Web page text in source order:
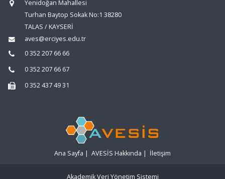
Yenidoğan Mahallesi
Turhan Baytop Sokak No:1 38280
TALAS / KAYSERİ
aves@erciyes.edu.tr
0 352 207 66 66
0 352 207 66 67
0 352 437 49 31
Ana Sayfa | AVESİS Hakkında | İletişim
Akademik Veri Yönetim Sistemi